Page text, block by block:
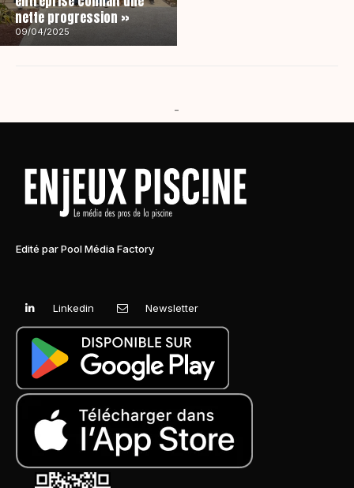
nette progression »
09/04/2025
-
Edité par Pool Média Factory
Linkedin Newsletter